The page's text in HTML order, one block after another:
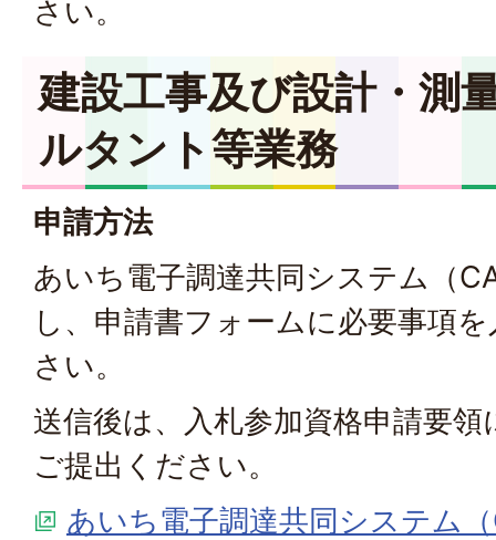
さい。
建設工事及び設計・測
ルタント等業務
申請方法
あいち電子調達共同システム（
し、申請書フォームに必要事項
さい。
送信後は、入札参加資格申請要
ご提出ください。
あいち電子調達共同システム